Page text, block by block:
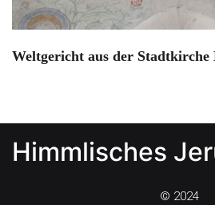
Weltgericht aus der Stadtkirche
Himmlisches
© 2024